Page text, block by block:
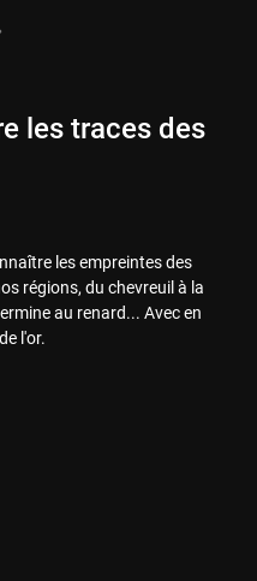
les traces des
les empreintes des
régions, du chevreuil à la
au renard... Avec en
l'or.